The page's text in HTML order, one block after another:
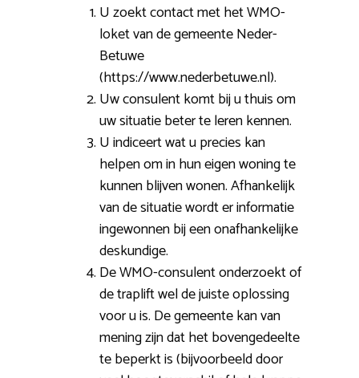
U zoekt contact met het WMO-
loket van de gemeente Neder-
Betuwe
(https://www.nederbetuwe.nl).
Uw consulent komt bij u thuis om
uw situatie beter te leren kennen.
U indiceert wat u precies kan
helpen om in hun eigen woning te
kunnen blijven wonen. Afhankelijk
van de situatie wordt er informatie
ingewonnen bij een onafhankelijke
deskundige.
De WMO-consulent onderzoekt of
de traplift wel de juiste oplossing
voor u is. De gemeente kan van
mening zijn dat het bovengedeelte
te beperkt is (bijvoorbeeld door